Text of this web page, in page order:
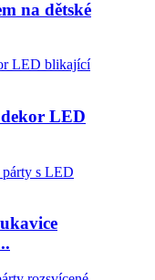
na dětské
LED